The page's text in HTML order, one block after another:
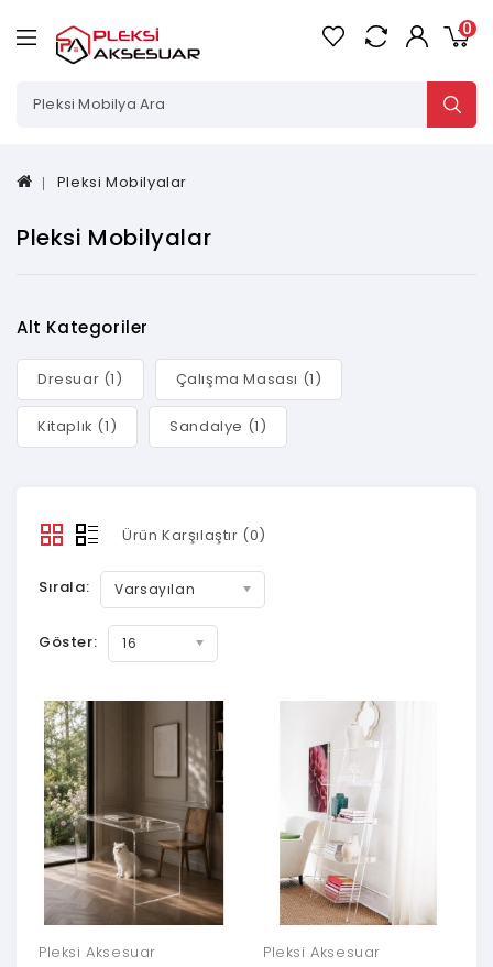
0
Pleksi Mobilyalar
Pleksi Mobilyalar
Alt Kategoriler
Dresuar (1) Çalışma Masası (1)
Kitaplık (1) Sandalye (1)
Ürün Karşılaştır (0)
Sırala: Varsayılan
Göster: 16
Pleksi Aksesuar Pleksi Aksesuar